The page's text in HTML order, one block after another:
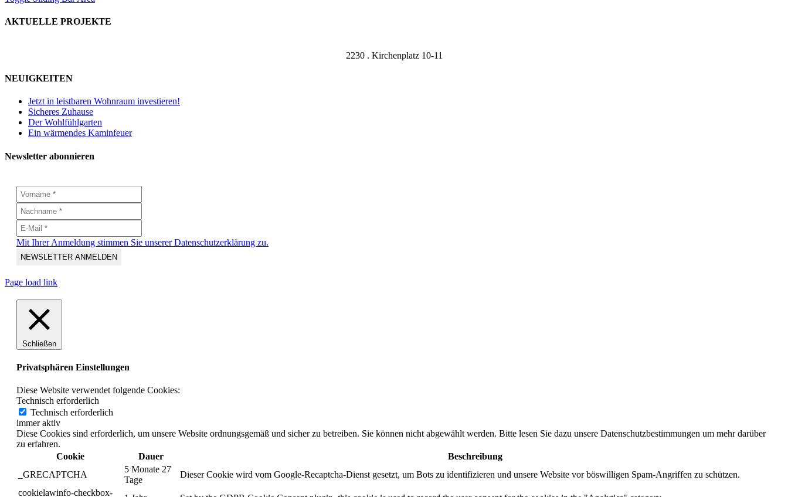
AKTUELLE PROJEKTE
2230 . Kirchenplatz 10-11
NEUIGKEITEN
Jetzt in leistbaren Wohnraum investieren!
Sicheres Zuhause
Der Wohlfühlgarten
Ein wärmendes Kaminfeuer
Newsletter abonnieren
Mit Ihrer Anmeldung stimmen Sie unserer Datenschutzerklärung zu.
Page load link
Schließen
Privatsphären Einstellungen
Diese Website verwendet folgende Cookies:
Technisch erforderlich
Technisch erforderlich
immer aktiv
Diese Cookies sind erforderlich, um unsere Website ordnungsgemäß und sicher zu betreiben. Sie können nicht abgewählt werden. Bitte lesen Sie dazu unsere Datenschutzbestimmungen um mehr darüber
zu erfahren.
Cookie
Dauer
Beschreibung
_GRECAPTCHA
5 Monate 27
Tage
Dieser Cookie wird vom Google-Recaptcha-Dienst gesetzt, um Bots zu identifizieren und unsere Website vor böswilligen Spam-Angriffen zu schützen.
cookielawinfo-checkbox-